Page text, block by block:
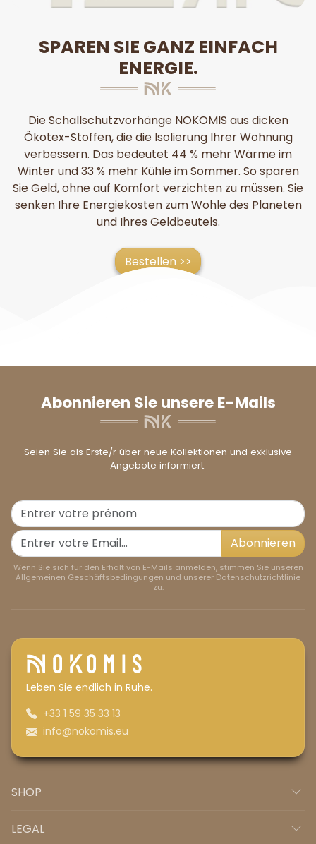
SPAREN SIE GANZ EINFACH
ENERGIE.
Die Schallschutzvorhänge NOKOMIS aus dicken
Ökotex-Stoffen, die die Isolierung Ihrer Wohnung
verbessern. Das bedeutet 44 % mehr Wärme im
Winter und 33 % mehr Kühle im Sommer. So sparen
Sie Geld, ohne auf Komfort verzichten zu müssen. Sie
senken Ihre Energiekosten zum Wohle des Planeten
und Ihres Geldbeutels.
Bestellen >>
Abonnieren Sie unsere E-Mails
Seien Sie als Erste/r über neue Kollektionen und exklusive
Angebote informiert.
Abonnieren
Wenn Sie sich für den Erhalt von E-Mails anmelden, stimmen Sie unseren
Allgemeinen Geschäftsbedingungen und unserer Datenschutzrichtlinie
zu.
Leben Sie endlich in Ruhe.
+33 1 59 35 33 13
info@nokomis.eu
SHOP
LEGAL